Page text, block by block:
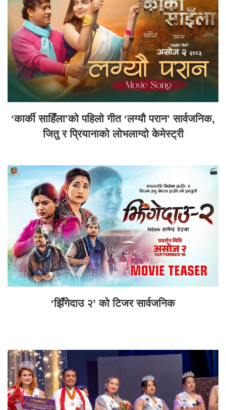
‘कार्की साहिँला’को पहिलो गीत ‘लग्यौ परान’ सार्वजनिक,
जितु र प्रियानाको लोभलाग्दो केमेस्ट्री
‘झिँगेदाउ २’ को टिजर सार्वजनिक